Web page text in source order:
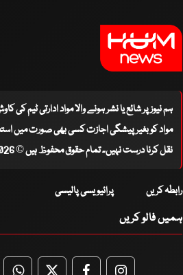
ہم نیوز پر شائع یا نشر ہونے والا مواد ادارتی ٹیم کی
مواد کو بغیر پیشگی اجازت کسی بھی صورت میں
نقل کرنا درست نہیں۔ تمام حقوق محفوظ ہیں © 2026
رابطہ کریں پرائیویسی پالیسی
ہمیں فالو کریں